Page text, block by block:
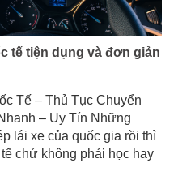
tế tiện dụng và đơn giản
Tế – Thủ Tục Chuyển
– Uy Tín Những
lái xe của quốc gia rồi thì
chứ không phải học hay